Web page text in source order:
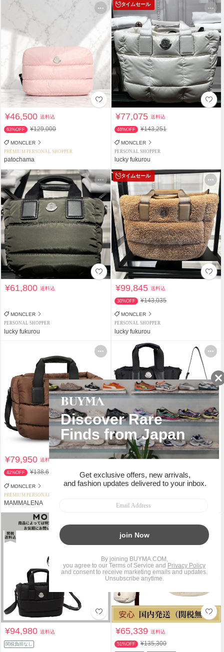
¥46,500送料込
63%OFF ¥129,000
MONCLER
PREMIUM PERSONAL SHOPPER
patochama
タイムセール
¥77,075送料込
46%OFF ¥143,251
MONCLER
PERSONAL SHOPPER
lucky fukurou
¥61,800送料込
MONCLER
PERSONAL SHOPPER
lucky fukurou
タイムセール
¥99,845送料込
30%OFF ¥143,035
MONCLER
PERSONAL SHOPPER
lucky fukurou
¥79,950送料込
42%OFF ¥138,600
MONCLER
PREMIUM PERSONAL SHOPPER
MAMMALENA
¥93,000送料込
関税負担なし
MONCLER
hiro_kon922
¥94,980送料込
関税負担なし
¥65,339送料込
51%OFF ¥135,300